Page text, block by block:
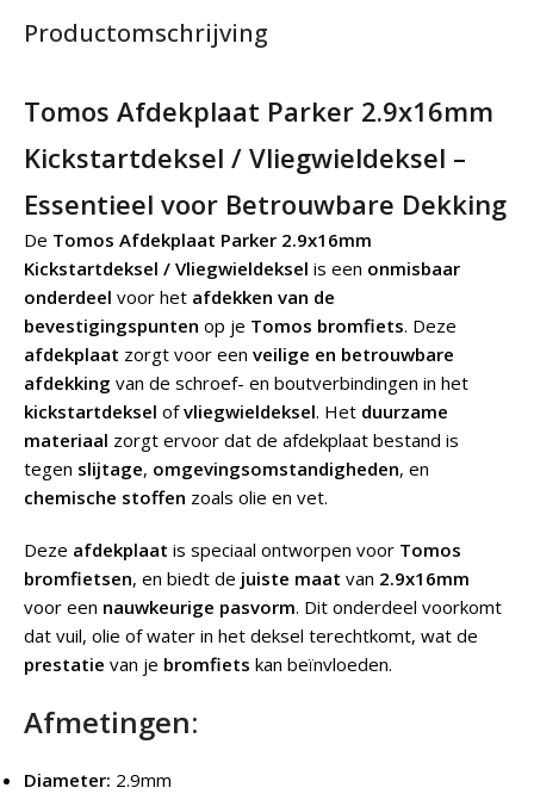
Productomschrijving
Tomos Afdekplaat Parker 2.9x16mm
Kickstartdeksel / Vliegwieldeksel –
Essentieel voor Betrouwbare Dekking
De Tomos Afdekplaat Parker 2.9x16mm
Kickstartdeksel / Vliegwieldeksel is een onmisbaar
onderdeel voor het afdekken van de
bevestigingspunten op je Tomos bromfiets. Deze
afdekplaat zorgt voor een veilige en betrouwbare
afdekking van de schroef- en boutverbindingen in het
kickstartdeksel ofvliegwieldeksel. Het duurzame
materiaal zorgt ervoor dat de afdekplaat bestand is
tegen slijtage, omgevingsomstandigheden, en
chemische stoffen zoals olie en vet.
Deze afdekplaat is speciaal ontworpen voor Tomos
bromfietsen, en biedt de juiste maat van 2.9x16mm
voor een nauwkeurige pasvorm. Dit onderdeel voorkomt
dat vuil, olie of water in het deksel terechtkomt, wat de
prestatie van je bromfiets kan beïnvloeden.
Afmetingen:
Diameter: 2.9mm